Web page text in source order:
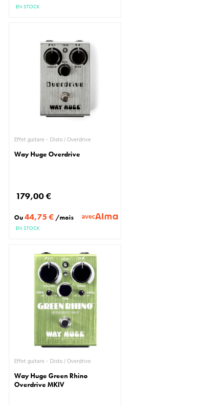
EN STOCK
Effet guitare - Disto / Overdrive
Way Huge Overdrive
179,00 €
Ou44,75 € /mois avec
EN STOCK
Effet guitare - Disto / Overdrive
Way Huge Green Rhino
Overdrive MKIV